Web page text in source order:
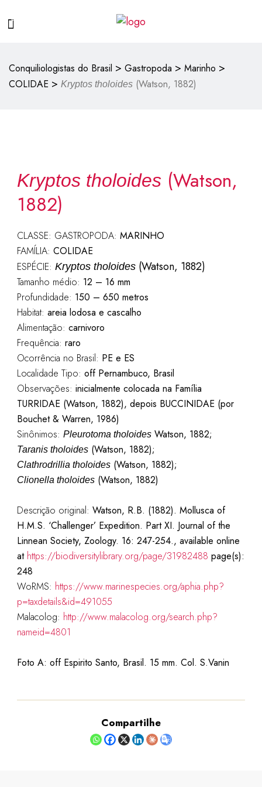
Conquiliologistas do Brasil > Gastropoda > Marinho >
COLIDAE > Kryptos tholoides (Watson, 1882)
Kryptos tholoides(Watson,
1882)
CLASSE: GASTROPODA: MARINHO
FAMÍLIA: COLIDAE
ESPÉCIE: Kryptos tholoides(Watson, 1882)
Tamanho médio: 12 – 16 mm
Profundidade: 150 – 650 metros
Habitat: areia lodosa e cascalho
Alimentação: carnivoro
Frequência: raro
Ocorrência no Brasil: PE e ES
Localidade Tipo: off Pernambuco, Brasil
Observações: inicialmente colocada na Família
TURRIDAE (Watson, 1882), depois BUCCINIDAE (por
Bouchet & Warren, 1986)
Sinônimos: Pleurotoma tholoidesWatson, 1882;
Taranis tholoides(Watson, 1882);
Clathrodrillia tholoides(Watson, 1882);
Clionella tholoides(Watson, 1882)
Descrição original: Watson, R.B. (1882). Mollusca of
H.M.S. ‘Challenger’ Expedition. Part XI. Journal of the
Linnean Society, Zoology. 16: 247-254., available online
at https://biodiversitylibrary.org/page/31982488 page(s):
248
WoRMS: https://www.marinespecies.org/aphia.php?
p=taxdetails&id=491055
Malacolog: http://www.malacolog.org/search.php?
nameid=4801
Foto A: off Espirito Santo, Brasil. 15 mm. Col. S.Vanin
Compartilhe